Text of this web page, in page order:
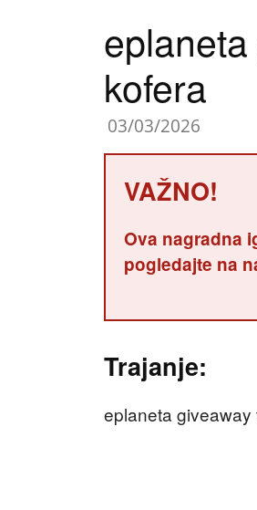
kofera
03/03/2026
VAŽNO!
Ova nagradna
pogledajte na
Trajanje:
eplaneta giveaway